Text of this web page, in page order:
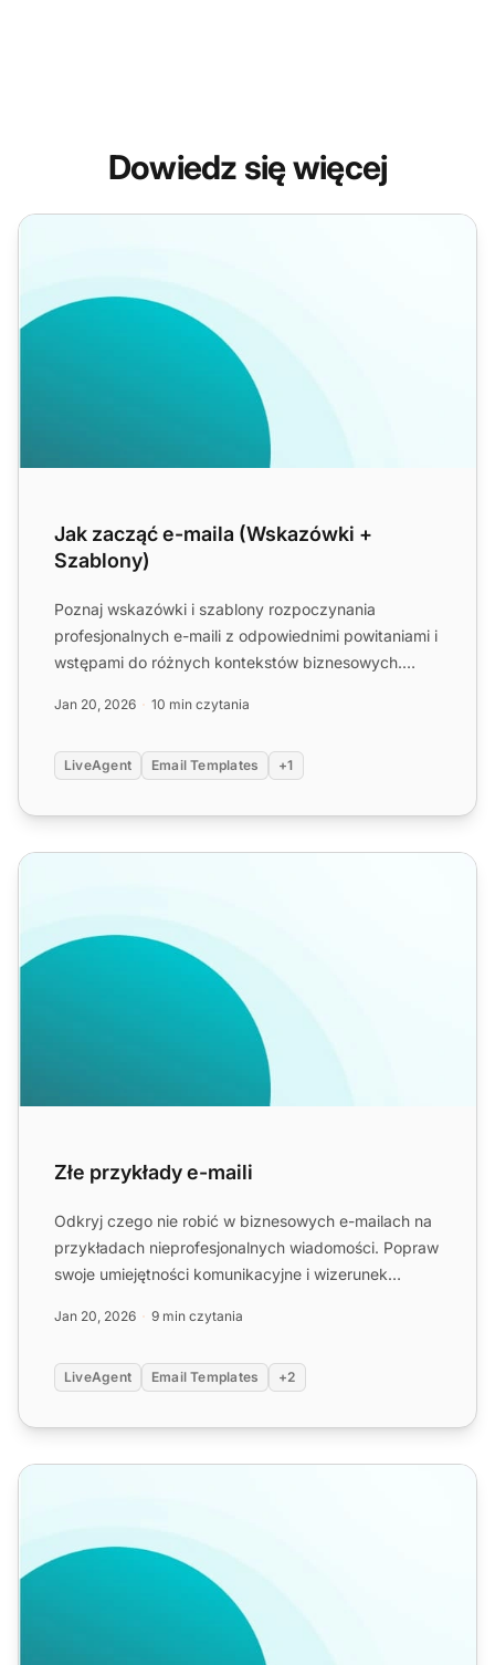
Dowiedz się więcej
Jak zacząć e-maila (Wskazówki + Szablony)
Jak zacząć e-maila (Wskazówki +
Szablony)
Poznaj wskazówki i szablony rozpoczynania
profesjonalnych e-maili z odpowiednimi powitaniami i
wstępami do różnych kontekstów biznesowych.
Jan 20, 2026 10 min czytania
LiveAgent Email Templates +1
Złe przykłady e-maili
Złe przykłady e-maili
Odkryj czego nie robić w biznesowych e-mailach na
przykładach nieprofesjonalnych wiadomości. Popraw
swoje umiejętności komunikacyjne i wizerunek
Jan 20, 2026 9 min czytania
LiveAgent Email Templates +2
Jak przedstawić się w e-mailu (Porady + Szablony)